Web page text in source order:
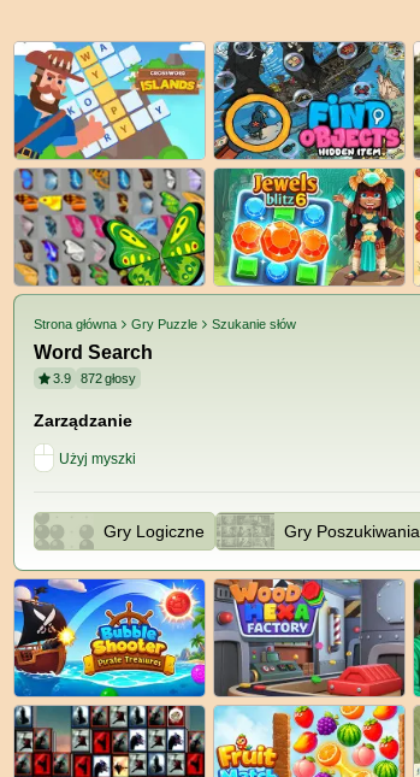
Strona główna Gry Puzzle Szukanie słów
Word Search
3.9 872głosy
Zarządzanie
Użyj myszki
Gry Logiczne Gry Poszukiwania